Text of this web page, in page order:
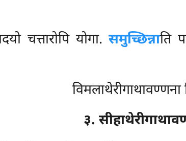
चत्तारोपि योगा.समुच्छिन्नाति
विमलाथेरीगाथावण्णना
३.